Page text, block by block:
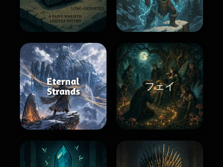
Eternal
Strands
フェイ